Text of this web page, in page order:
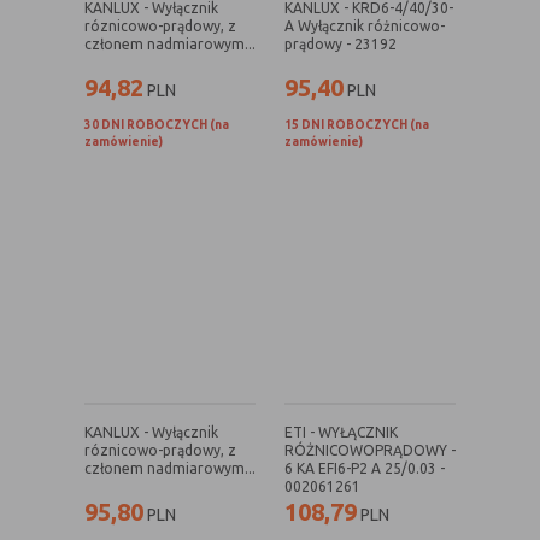
Konfiguracji
serwisu
umożliwiają ustawienia funkcji i usług
w serwisie
Bezpieczeństwo
i niezawodność
serwisu
umożliwiają weryfikację
autentyczności oraz optymalizację
wydajności serwisu
Pliki cookie służące do zapisywania
tzw. "stanu sesji" pomagają ulepszać
usługi i zwiększać komfort
przeglądania stron
KANLUX - Wyłącznik
róznicowo-prądowy, z
członem nadmiarowym...
94,82 PLN
30 DNI ROBOCZYCH (na
zamówienie)
KANLUX - KRD6-4/40/30-
A Wyłącznik różnicowo-
prądowy - 23192
95,40PLN
15 DNI ROBOCZYCH (na
zamówienie)
KANLUX - Wyłącznik
róznicowo-prądowy, z
członem nadmiarowym...
95,80PLN
ETI - WYŁĄCZNIK
RÓŻNICOWOPRĄDOWY -
6 KA EFI6-P2 A 25/0.03 -
002061261
108,79PLN